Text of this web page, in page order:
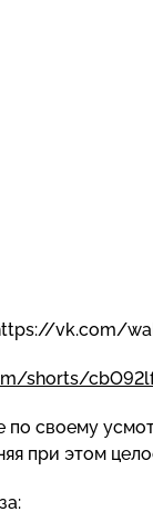
vk.com/
shorts/
по своему
при этом